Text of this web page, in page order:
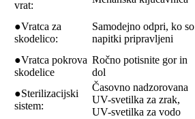
vrat:
●Vratca za
skodelico:
Samodejno odpri, ko so
napitki pripravljeni
●Vratca pokrova
skodelice
Ročno potisnite gor in
dol
●Sterilizacijski
sistem:
Časovno nadzorovana
UV-svetilka za zrak,
UV-svetilka za vodo